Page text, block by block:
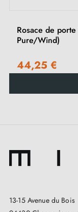
adaptée à vos
Rosace de
Pure/Wind)
44,25 €
13-15 Avenue du Bois